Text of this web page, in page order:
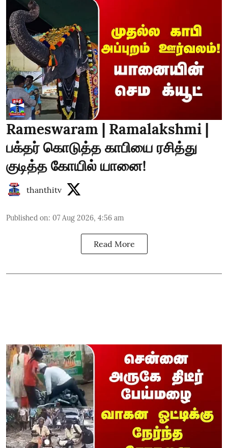
Rameswaram | Ramalakshmi |
பக்தர் கொடுத்த காபியை ரசித்து
குடித்த கோயில் யானை!
thanthitv
Published on: 07 Aug 2026, 4:56 am
Read More